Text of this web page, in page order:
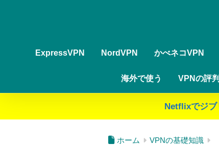
ExpressVPN NordVPN かべネコVPN
海外で使う VPNの評
Netflixでジブ
ホーム VPNの基礎知識